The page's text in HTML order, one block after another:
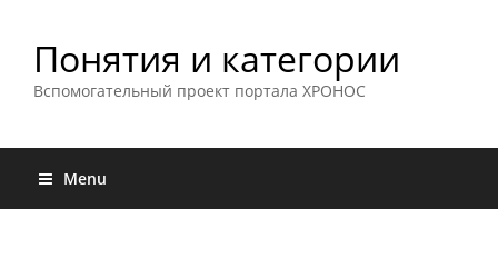
Понятия и категории
Вспомогательный проект портала ХРОНОС
Menu